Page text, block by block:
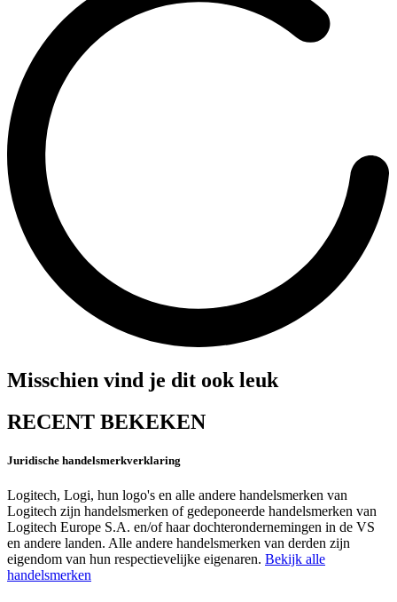
Misschien vind je dit ook leuk
RECENT BEKEKEN
Juridische handelsmerkverklaring
Logitech, Logi, hun logo's en alle andere handelsmerken van
Logitech zijn handelsmerken of gedeponeerde handelsmerken van
Logitech Europe S.A. en/of haar dochterondernemingen in de VS
en andere landen. Alle andere handelsmerken van derden zijn
eigendom van hun respectievelijke eigenaren. Bekijk alle
handelsmerken